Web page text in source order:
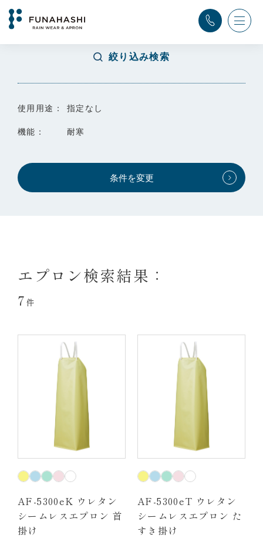
TOP
絞り込み検索
使用用途： 指定なし
機能： 耐寒
条件を変更
エプロン検索結果：
7 件
AF-5300eK ウレタン
シームレスエプロン 首
掛け
AF-5300eT ウレタン
シームレスエプロン た
すき掛け